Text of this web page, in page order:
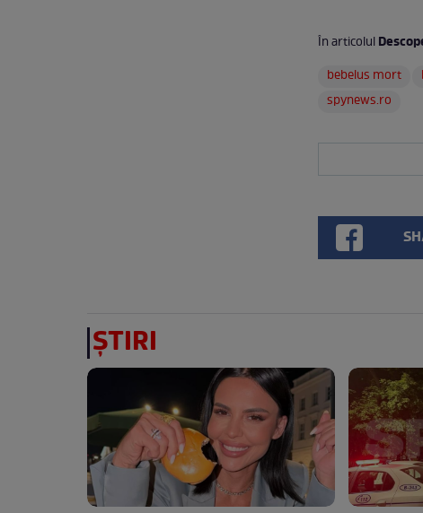
În articolul
bebelus mort
spynews.ro
ȘTIRI